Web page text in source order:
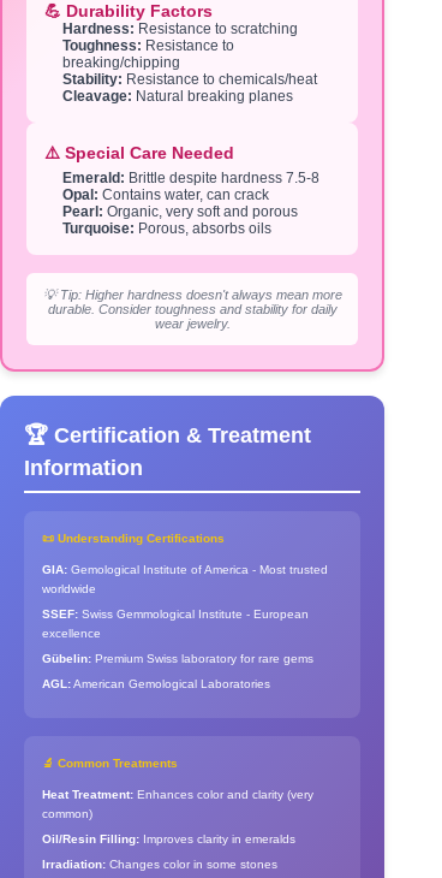
💪 Durability Factors
Hardness: Resistance to scratching
Toughness: Resistance to
breaking/chipping
Stability: Resistance to chemicals/heat
Cleavage: Natural breaking planes
⚠️ Special Care Needed
Emerald: Brittle despite hardness 7.5-8
Opal: Contains water, can crack
Pearl: Organic, very soft and porous
Turquoise: Porous, absorbs oils
💡 Tip: Higher hardness doesn't always mean more
durable. Consider toughness and stability for daily
wear jewelry.
🏆 Certification & Treatment
Information
📜 Understanding Certifications
GIA: Gemological Institute of America - Most trusted
worldwide
SSEF: Swiss Gemmological Institute - European
excellence
Gübelin: Premium Swiss laboratory for rare gems
AGL:American Gemological Laboratories
🔬 Common Treatments
Heat Treatment: Enhances color and clarity (very
common)
Oil/Resin Filling: Improves clarity in emeralds
Irradiation: Changes color in some stones